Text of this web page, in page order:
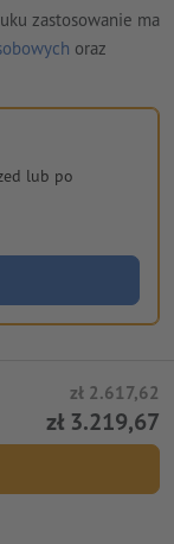
zastosowanie ma
oraz
lub po
zł 2.617,62
zł 3.219,67